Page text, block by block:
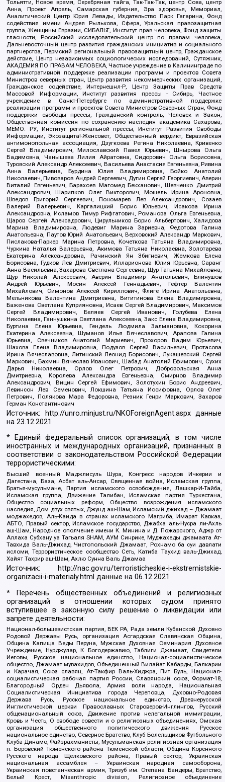
Тольятти, Новое время, Серебряная тайга, Так-Так-Так, центр Сова, центр
Анна, Проект Апрель, Самарская губерния, Эра здоровья, Мемориал,
Аналитический Центр Юрия Левады, Издательство Парк Гагарина, Фонд
содействия имени Андрея Рылькова, Сфера, Уральская правозащитная
группа, Женщины Евразии, СИБАЛЬТ, Институт прав человека, Фонд защиты
гласности, Российский исследовательский центр по правам человека,
Дальневосточный центр развития гражданских инициатив и социального
партнерства, Пермский региональный правозащитный центр, Гражданское
действие, Центр независимых социологических исследований, Сутяжник,
АКАДЕМИЯ ПО ПРАВАМ ЧЕЛОВЕКА, Частное учреждение в Калининграде по
административной поддержке реализации программ и проектов Совета
Министров северных стран, Центр развития некоммерческих организаций,
Гражданское содействие, Интернешнл-Р, Центр Защиты Прав Средств
Массовой Информации, Институт развития прессы - Сибирь, Частное
учреждение в Санкт-Петербурге по административной поддержке
реализации программ и проектов Совета Министров Северных Стран, Фонд
поддержки свободы прессы, Гражданский контроль, Человек и Закон,
Общественная комиссия по сохранению наследия академика Сахарова,
МЕМО. РУ, Институт региональной прессы, Институт Развития Свободы
Информации, Экозащита!-Женсовет, Общественный вердикт, Евразийская
антимонопольная ассоциация, Дзугкоева Регина Николаевна, Кривенко
Сергей Владимирович, Милославский Павел Юрьевич, Шнырова Ольга
Вадимовна, Чанышева Лилия Айратовна, Сидорович Ольга Борисовна,
Туровский Александр Алексеевич, Васильева Анастасия Евгеньевна, Ривина
Анна Валерьевна, Бурдина Юлия Владимировна, Бойко Анатолий
Николаевич, Пивоваров Андрей Сергеевич, Дугин Сергей Георгиевич, Аверин
Виталий Евгеньевич, Барахоев Магомед Бекханович, Шевченко Дмитрий
Александрович, Шарипков Олег Викторович, Мошель Ирина Ароновна,
Шведов Григорий Сергеевич, Пономарев Лев Александрович, Созаев
Валерий Валерьевич, Каргалицкий Борис Юльевич, Исакова Ирина
Александровна, Исламов Тимур Рифгатович, Романова Ольга Евгеньевна,
Щаров Сергей Алексадрович, Цирульников Борис Альбертович, Халидова
Марина Владимировна, Людевиг Марина Зариевна, Федотова Галина
Анатольевна, Паутов Юрий Анатольевич, Верховский Александр Маркович,
Пислакова-Паркер Марина Петровна, Кочеткова Татьяна Владимировна,
Чуркина Наталья Валерьевна, Акимова Татьяна Николаевна, Золотарева
Екатерина Александровна, Рачинский Ян Збигневич, Жемкова Елена
Борисовна, Гудков Лев Дмитриевич, Илларионова Юлия Юрьевна, Саранг
Анна Васильевна, Захарова Светлана Сергеевна, Щур Татьяна Михайловна,
Щур Николай Алексеевич, Аверин Владимир Анатольевич, Блинушов
Андрей Юрьевич, Мосин Алексей Геннадьевич, Гефтер Валентин
Михайлович, Симонов Алексей Кириллович, Флиге Ирина Анатольевна,
Мельникова Валентина Дмитриевна, Вититинова Елена Владимировна,
Баженова Светлана Куприяновна, Исаев Сергей Владимирович, Максимов
Сергей Владимирович, Беляев Сергей Иванович, Голубева Елена
Николаевна, Ганнушкина Светлана Алексеевна, Закс Елена Владимировна,
Буртина Елена Юрьевна, Гендель Людмила Залмановна, Кокорина
Екатерина Алексеевна, Шуманов Илья Вячеславович, Арапова Галина
Юрьевна, Свечников Анатолий Мариевич, Прохоров Вадим Юрьевич,
Шахова Елена Владимировна, Подузов Сергей Васильевич, Протасова
Ирина Вячеславовна, Литинский Леонид Борисович, Лукашевский Сергей
Маркович, Бахмин Вячеслав Иванович, Шабад Анатолий Ефимович, Сухих
Дарья Николаевна, Орлов Олег Петрович, Добровольская Анна
Дмитриевна, Королева Александра Евгеньевна, Смирнов Владимир
Александрович, Вицин Сергей Ефимович, Золотухин Борис Андреевич,
Левинсон Лев Семенович, Локшина Татьяна Иосифовна, Орлов Олег
Петрович, Полякова Мара Федоровна, Резник Генри Маркович, Захаров
Герман Константинович
Источник: http://unro.minjust.ru/NKOForeignAgent.aspxданные
на23.12.2021
* Единый федеральный список организаций, в том числе
иностранных и международных организаций, признанных в
соответствии с законодательством Российской Федерации
террористическими:
Высший военный Маджлисуль Шура, Конгресс народов Ичкерии и
Дагестана, База, Асбат аль-Ансар, Священная война, Исламская группа,
Братья-мусульмане, Партия исламского освобождения, Лашкар-И-Тайба,
Исламская группа, Движение Талибан, Исламская партия Туркестана,
Общество социальных реформ, Общество возрождения исламского
наследия, Дом двух святых, Джунд аш-Шам, Исламский джихад – Джамаат
моджахедов, Аль-Каида в странах исламского Магриба, Имарат Кавказ,
АБТО, Правый сектор, Исламское государство, Джабха аль-Нусра ли-Ахль
аш-Шам, Народное ополчение имени К. Минина и Д. Пожарского, Аджр от
Аллаха Субхану уа Тагьаля SHAM, АУМ Синрике, Муджахеды джамаата Ат-
Тавхида Валь-Джихад, Чистопольский Джамаат, Рохнамо ба суи давлати
исломи, Террористическое сообщество Сеть, Катиба Таухид валь-Джихад,
Хайят Тахрир аш-Шам, Ахлю Сунна Валь Джамаа
Источник:
http://nac.gov.ru/terroristicheskie-i-ekstremistskie-
organizacii-i-materialy.html данные на06.12.2021
* Перечень общественных объединений и религиозных
организаций в отношении которых судом принято
вступившее в законную силу решение о ликвидации или
запрете деятельности:
Национал-большевистская партия, ВЕК РА, Рада земли Кубанской Духовно
Родовой Державы Русь, организация Асгардская Славянская Община,
Община Капища Веды Перуна, Мужская Духовная Семинария Духовное
Учреждение, Нурджулар, К Богодержавию, Таблиги Джамаат, Свидетели
Иеговы, Русское национальное единство, Национал-социалистическое
общество, Джамаат мувахидов, Объединенный Вилайат Кабарды, Балкарии
и Карачая, Союз славян, Ат-Такфир Валь-Хиджра, Пит Буль, Национал-
социалистическая рабочая партия России, Славянский союз, Формат-18,
Благородный Орден Дьявола, Армия воли народа, Национальная
Социалистическая Инициатива города Череповца, Духовно-Родовая
Держава Русь, Русское национальное единство, Древнерусской
Инглистической церкви Православных Староверов-Инглингов, Русский
общенациональный союз, Движение против нелегальной иммиграции,
Кровь и Честь, О свободе совести и о религиозных объединениях, Омская
организация общественного политического движения Русское
национальное единство, Северное Братство, Клуб Болельщиков Футбольного
Клуба Динамо, Файзрахманисты, Мусульманская религиозная организация
п. Боровский Тюменского района Тюменской области, Община Коренного
Русского народа Щелковского района, Правый сектор, Украинская
национальная ассамблея – Украинская народная самооборона,
Украинская повстанческая армия, Тризуб им. Степана Бандеры, Братство,
Белый Крест, Misanthropic division, Религиозное объединение